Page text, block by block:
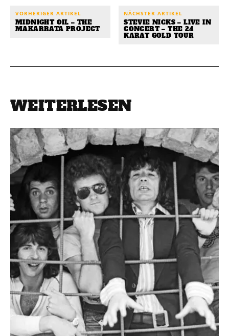
VORHERIGER ARTIKEL
MIDNIGHT OIL – THE
MAKARRATA PROJECT
NÄCHSTER ARTIKEL
STEVIE NICKS – LIVE IN
CONCERT – THE 24
KARAT GOLD TOUR
WEITERLESEN